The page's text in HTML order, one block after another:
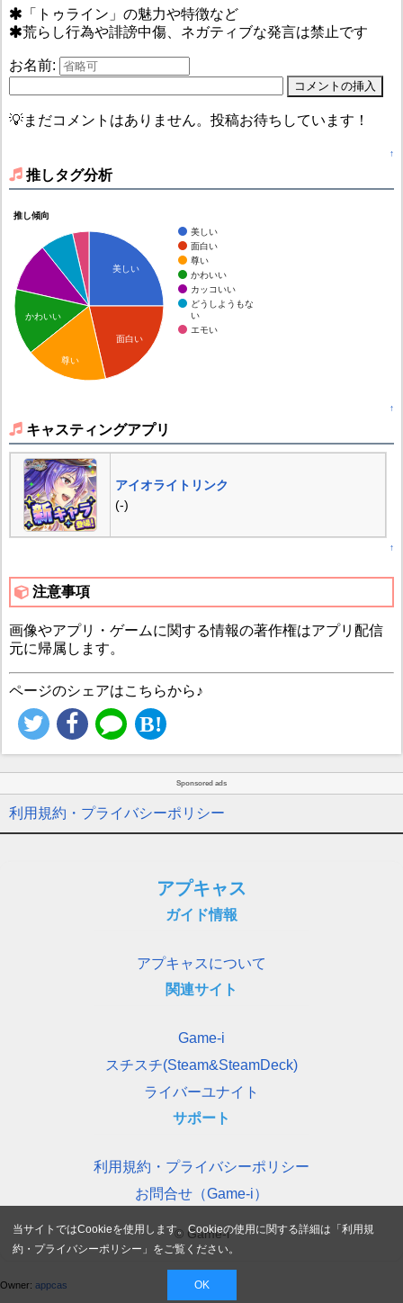
「トゥライン」の魅力や特徴など
荒らし行為や誹謗中傷、ネガティブな発言は禁止です
お名前:
💡まだコメントはありません。投稿お待ちしています！
↑
推しタグ分析
推し傾向
美しい
面白い
尊い
かわいい
カッコいい
どうしようもな
い
エモい
美しい
面白い
かわいい
尊い
↑
キャスティングアプリ
アイオライトリンク
(-)
↑
注意事項
画像やアプリ・ゲームに関する情報の著作権はアプリ配信
元に帰属します。
ページのシェアはこちらから♪
Sponsored ads
利用規約・プライバシーポリシー
アプキャス
ガイド情報
アプキャスについて
関連サイト
Game-i
スチスチ(Steam&SteamDeck)
ライバーユナイト
サポート
利用規約・プライバシーポリシー
お問合せ（Game-i）
© Game-i
Owner: appcas
当サイトではCookieを使用します。Cookieの使用に関する詳細は「利用規
約・プライバシーポリシー 」をご覧ください。
OK